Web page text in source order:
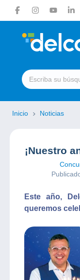
Inicio Noticias
¡Nuestro
Este año,
queremos